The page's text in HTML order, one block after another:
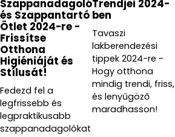
Szappanadagoló
és Szappantartó
Ötlet 2024-re -
Frissítse
Otthona
Higiéniáját és
Stílusát!
Fedezd fel a
legfrissebb és
legpraktikusabb
szappanadagolókat
Trendjei 2024-
ben
Tavaszi
lakberendezési
tippek 2024-re -
Hogy otthona
mindig trendi, friss,
és lenyűgöző
maradhasson!